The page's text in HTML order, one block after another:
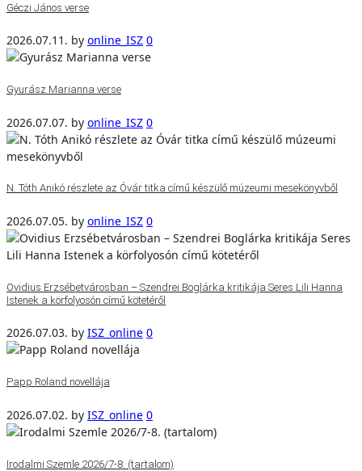
Géczi János verse
2026.07.11. by online_ISZ 0
Gyurász Marianna verse
2026.07.07. by online_ISZ 0
N. Tóth Anikó részlete az Óvár titka című készülő múzeumi mesekönyvből
2026.07.05. by online_ISZ 0
Ovidius Erzsébetvárosban – Szendrei Boglárka kritikája Seres Lili Hanna
Istenek a körfolyosón című kötetéről
2026.07.03. by ISZ_online 0
Papp Roland novellája
2026.07.02. by ISZ_online 0
Irodalmi Szemle 2026/7-8. (tartalom)